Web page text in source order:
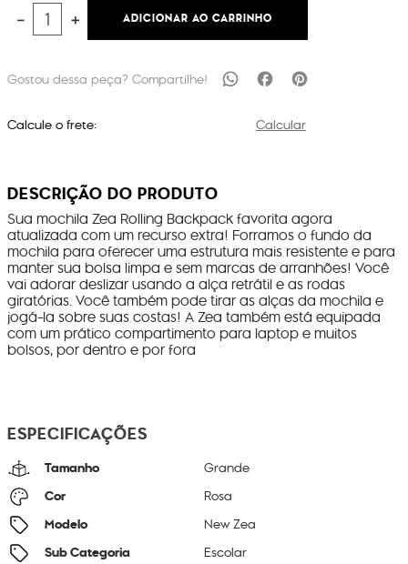
＋
－ ADICIONAR AO CARRINHO
Calcule o frete: Calcular
DESCRIÇÃO DO PRODUTO
Sua mochila Zea Rolling Backpack favorita agora
atualizada com um recurso extra! Forramos o fundo da
mochila para oferecer uma estrutura mais resistente e para
manter sua bolsa limpa e sem marcas de arranhões! Você
vai adorar deslizar usando a alça retrátil e as rodas
giratórias. Você também pode tirar as alças da mochila e
jogá-la sobre suas costas! A Zea também está equipada
com um prático compartimento para laptop e muitos
bolsos, por dentro e por fora
ESPECIFICAÇÕES
Tamanho Grande
Cor Rosa
Modelo New Zea
Sub Categoria Escolar